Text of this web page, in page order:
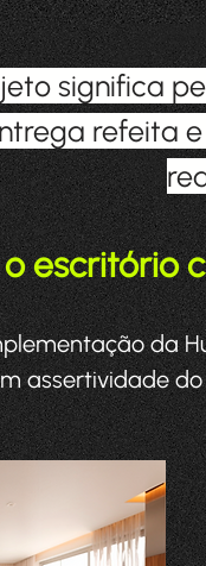
significa
refeita
escritório
da
assertividade